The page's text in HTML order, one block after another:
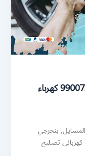
كراج المسايل | كراج متنقل 99007355 كهرباء
بنجرجي
تصليح